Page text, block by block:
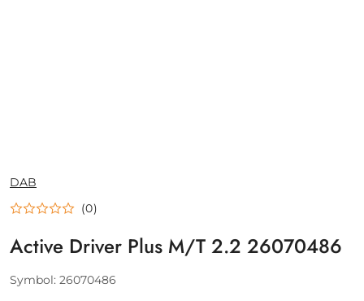
NAZWA
PRODUCENTA:
DAB
(0)
Active Driver Plus M/T 2.2 26070486
Symbol: 26070486